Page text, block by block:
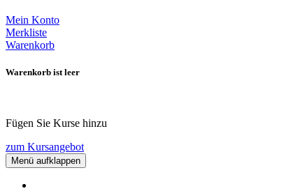
Mein Konto
Merkliste
Warenkorb
Warenkorb ist leer
Fügen Sie Kurse hinzu
zum Kursangebot
Menü aufklappen